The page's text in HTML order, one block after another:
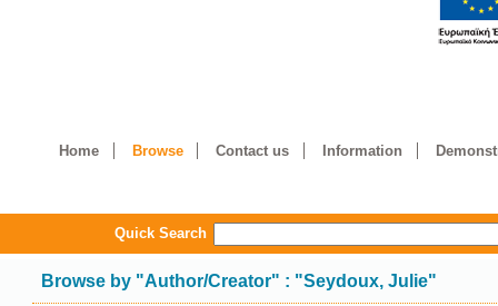
Home Browse Contact us Information
Quick Search
Browse by "Author/Creator" : "Seydoux, Julie"